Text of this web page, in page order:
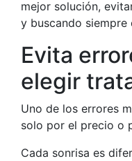
mejor solución,
y buscando siempre
Evita
elegir
Uno de los errores
solo por el precio o
Cada sonrisa es